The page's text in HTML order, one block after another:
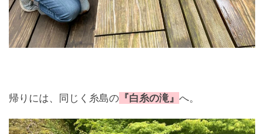
帰りには、同じく糸島の 『白糸の滝』 へ。